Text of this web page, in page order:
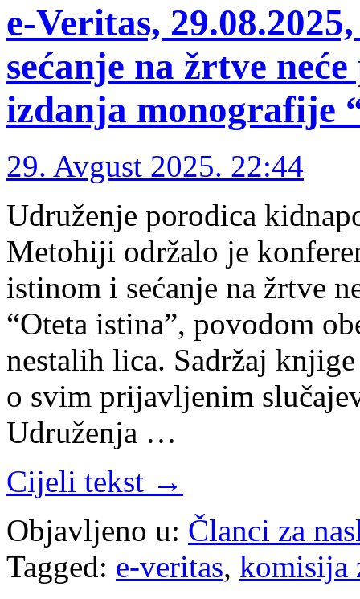
e-Veritas,
sećanje na žrtve
izdanja monografije
29. Avgust 2025. 22:44
Udruženje porodica
Metohiji održalo je
istinom i sećanje na žrtve
“Oteta istina”, povodom
nestalih lica. Sadržaj
o svim prijavljenim
Udruženja …
Cijeli tekst →
Objavljeno u: Članci za
Tagged: e-veritas, komisija